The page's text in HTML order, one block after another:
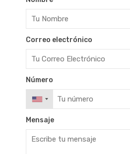
Correo electrónico
Número
Mensaje